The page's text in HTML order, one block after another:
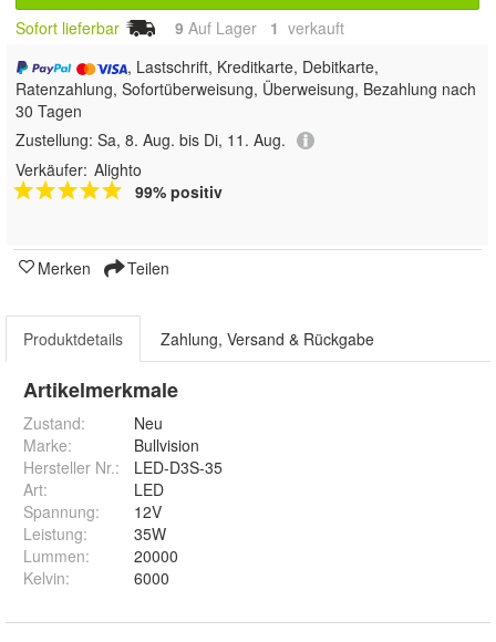
Sofort lieferbar 9 Auf Lager 1 verkauft
, Lastschrift, Kreditkarte, Debitkarte,
Ratenzahlung, Sofortüberweisung, Überweisung, Bezahlung nach
30 Tagen
Zustellung: Sa, 8. Aug. bis Di, 11. Aug.
Verkäufer: Alighto
99% positiv
Merken Teilen
Produktdetails Zahlung, Versand & Rückgabe
Artikelmerkmale
Zustand:
Neu
Marke:
Bullvision
Hersteller Nr.:
LED-D3S-35
Art:
LED
Spannung:
12V
Leistung:
35W
Lummen:
20000
Kelvin: 6000